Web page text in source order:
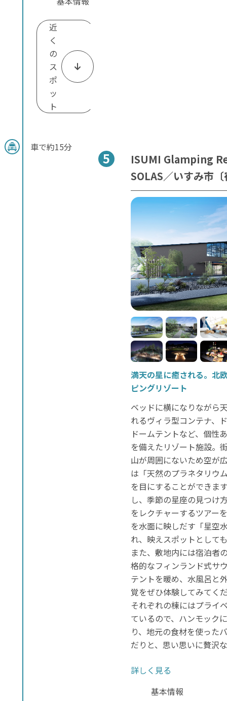
近
く
の
ス
ポ
ッ
ト
車で約15分
ISUMI Glamping
SOLAS／いすみ市
満天の星に癒される。北
ピングリゾート
ベッドに横になりながら
れるヴィラ型コンテナ、
ドームテントなど、個性
を備えたリゾート施設。
山が周囲にないため空が
は「天然のプラネタリウ
を目にすることができま
し、季節の星座の見つけ
をレクチャーするツアー
を水面に映しだす「星空
れ、映えスポットとして
また、敷地内には宿泊者
格的なフィンランド式サ
テントを暖め、水風呂と
覚をぜひ体験してみてく
それぞれの棟にはプライ
ているので、ハンモック
り、地元の食材を使った
だりと、思い思いに贅沢
詳しく見る
基本情報